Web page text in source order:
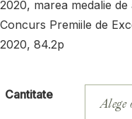
2020, marea medalie de
Concurs Premiile de
2020, 84.2p
Cantitate